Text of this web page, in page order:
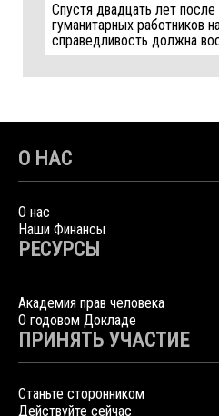
Спустя двадцать лет после
гуманитарных работников
справедливость должна
О НАС
О нас
Наши Финансы
РЕСУРСЫ
Академия прав человека
О годовом Докладе
ПРИНЯТЬ УЧАСТИЕ
Станьте сторонником
Действуйте сейчас